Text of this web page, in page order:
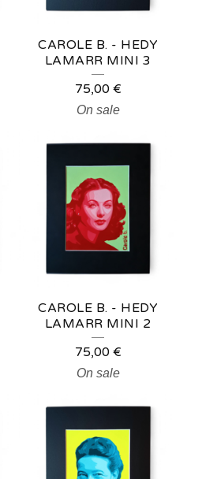
CAROLE B. - HEDY
LAMARR MINI 3
75,00 €
On sale
CAROLE B. - HEDY
LAMARR MINI 2
75,00 €
On sale